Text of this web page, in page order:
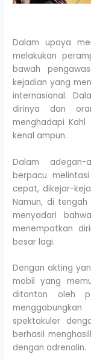
Dalam upaya
melakukan
bawah
kejadian yang
internasional.
dirinya dan
menghadapi
kenal ampun.
Dalam adegan-
berpacu
cepat, dikejar-
Namun, di
menyadari
menempatkan
besar lagi.
Dengan akting
mobil yang
ditonton oleh
spektakuler
berhasil
dengan adrenalin.